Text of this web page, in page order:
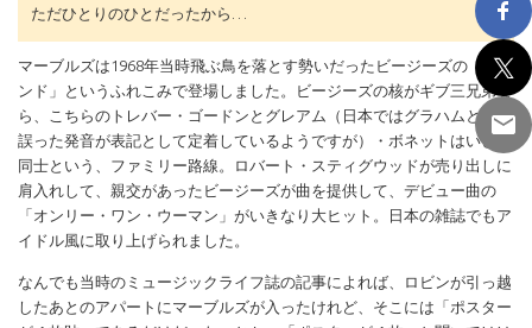
ただひとりのひとだったから…
マーブルズは1968年当時飛ぶ鳥を落とす勢いだったビージーズの「弟バ
ンド」というふれこみで登場しました。ビージーズの核がギブ三兄弟な
ら、こちらのトレバー・ゴードンとグレアム（日本ではグラハムという
誤った発音が表記として定着しているようですが）・ボネットはいとこ
同士という、ファミリー路線。ロバート・スティグウッドが売り出しに
肩入れして、親交があったビージーズが曲を提供して、デビュー曲の
「オンリー・ワン・ウーマン」がいきなり大ヒット。日本の雑誌でもア
イドル風に取り上げられました。
なんでも当時のミュージックライフ誌の記事によれば、ロビンが引っ越
したあとのアパートにマーブルズが入ったけれど、そこには「ポスター